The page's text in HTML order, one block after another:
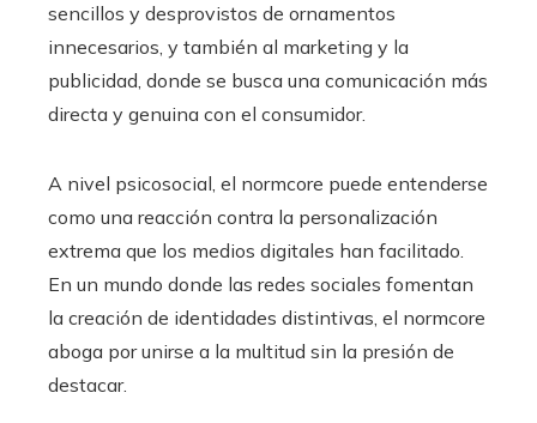
sencillos y desprovistos de ornamentos
innecesarios, y también al marketing y la
publicidad, donde se busca una comunicación más
directa y genuina con el consumidor.
A nivel psicosocial, el normcore puede entenderse
como una reacción contra la personalización
extrema que los medios digitales han facilitado.
En un mundo donde las redes sociales fomentan
la creación de identidades distintivas, el normcore
aboga por unirse a la multitud sin la presión de
destacar.